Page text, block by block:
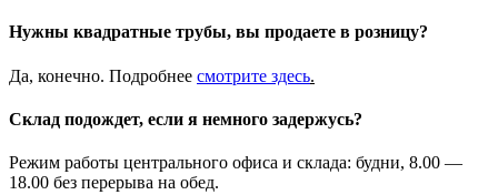
Нужны квадратные трубы, вы продаете в розницу?
Да, конечно. Подробнее смотрите здесь.
Склад подождет, если я немного задержусь?
Режим работы центрального офиса и склада: будни, 8.00 —
18.00 без перерыва на обед.